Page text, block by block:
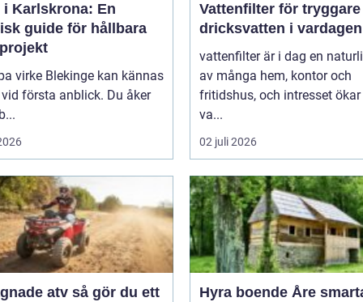
i Karlskrona: En
guide för hållbara
virke Blekinge kan kännas
första anblick. Du åker
Vattenfilter för tryggare
dricksvatten i vardagen
vattenfilter är i dag en
av många hem, kontor och
fritidshus, och intresset
va...
02 juli 2026
atv så gör du ett
Hyra boende Åre smarta val